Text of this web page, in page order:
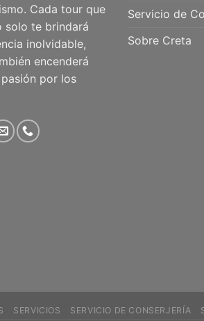
Cada tour que
solo te brindará
inolvidable,
encenderá
por los
Servicio de
Sobre Creta
SERVICIOS SERVICIO DE CONSERJERÍA